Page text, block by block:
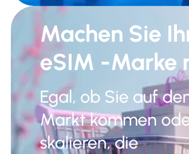
Machen Sie
eSIM -Marke
Egal, ob Sie auf
Markt kommen
skalieren, die